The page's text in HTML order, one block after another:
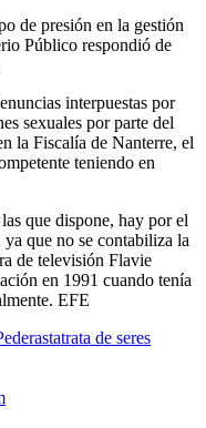
de presión en la gestión
Público respondió de
interpuestas por
sexuales por parte del
la Fiscalía de Nanterre, el
teniendo en
que dispone, hay por el
que no se contabiliza la
de televisión Flavie
en 1991 cuando tenía
EFE
trata de seres